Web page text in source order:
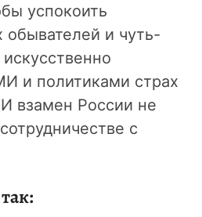
успокоить
обывателей и чуть-
и политиками страх
взамен России не
с